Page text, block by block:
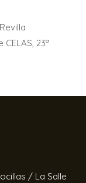
23ª
/ La Salle